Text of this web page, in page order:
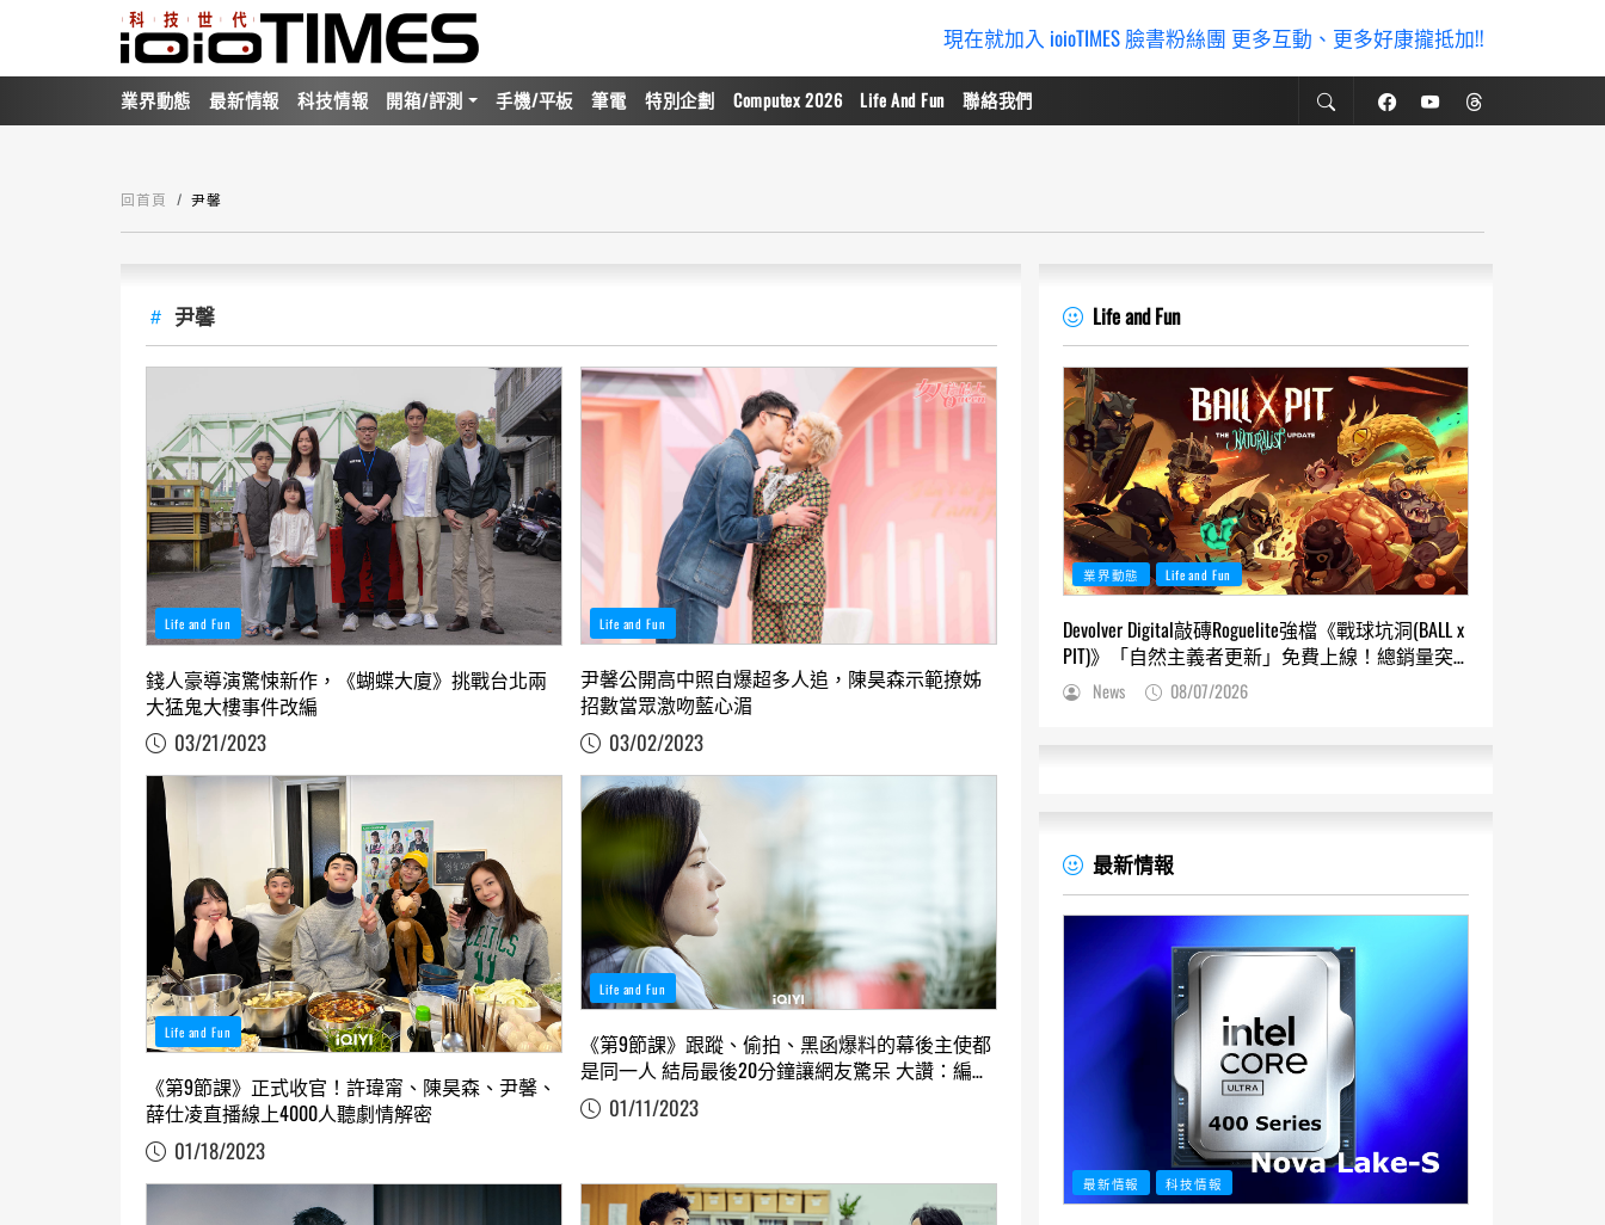
現在就加入 ioioTIMES 臉書粉絲團 更多互動、更多好康攏抵加!!
業界動態 最新情報 科技情報 開箱/評測 手機/平板 筆電 特別企劃 Computex 2026 Life And Fun 聯絡我們
回首頁 尹馨
尹馨
Life and Fun
錢人豪導演驚悚新作，《蝴蝶大廈》挑戰台北兩
大猛鬼大樓事件改編
03/21/2023
Life and Fun
尹馨公開高中照自爆超多人追，陳昊森示範撩姊
招數當眾激吻藍心湄
03/02/2023
Life and Fun
《第9節課》正式收官！許瑋甯、陳昊森、尹馨、
薛仕凌直播線上4000人聽劇情解密
01/18/2023
Life and Fun
《第9節課》跟蹤、偷拍、黑函爆料的幕後主使都
是同一人 結局最後20分鐘讓網友驚呆 大讚：編劇
太會寫01/11/2023
Life and Fun
業界動態 Life and Fun
Devolver Digital敲磚Roguelite強檔《戰球坑洞(BALL x
PIT)》「自然主義者更新」免費上線！總銷量突
破200萬份，遊戲史低66折熱銷中
News 08/07/2026
最新情報
最新情報 科技情報